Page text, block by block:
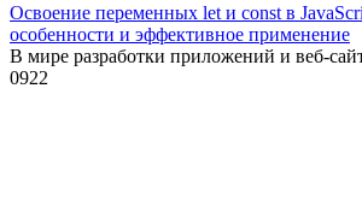
Освоение переменных let и const в
особенности и эффективное применение
В мире разработки приложений и веб-
0922